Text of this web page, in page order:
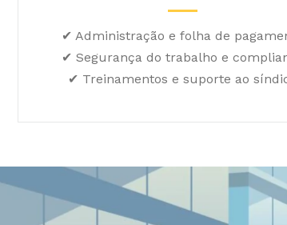
✔ Administração e folha de
✔ Segurança do trabalho e
✔ Treinamentos e suporte ao